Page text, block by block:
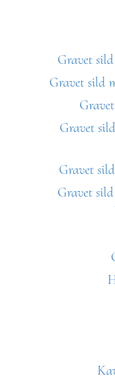
Gravet
Gravet sild
Gravet
Gravet
Gravet